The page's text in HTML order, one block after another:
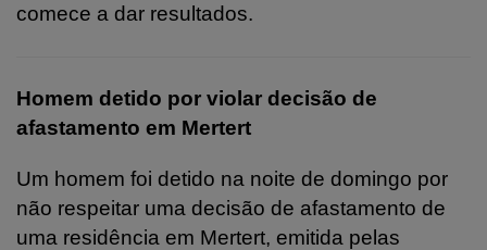
comece a dar resultados.
Homem detido por violar decisão de
afastamento em Mertert
Um homem foi detido na noite de domingo por
não respeitar uma decisão de afastamento de
uma residência em Mertert, emitida pelas